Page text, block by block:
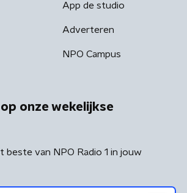
App de studio
Adverteren
NPO Campus
onze wekelijkse
beste van NPO Radio 1 in jouw